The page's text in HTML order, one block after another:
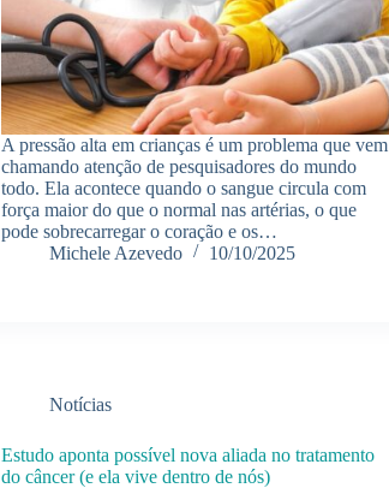
A pressão alta em crianças é um problema que vem
chamando atenção de pesquisadores do mundo
todo. Ela acontece quando o sangue circula com
força maior do que o normal nas artérias, o que
pode sobrecarregar o coração e os…
Michele Azevedo
10/10/2025
Notícias
Estudo aponta possível nova aliada no tratamento
do câncer (e ela vive dentro de nós)